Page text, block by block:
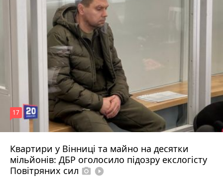
Квартири у Вінниці та майно на десятки
мільйонів: ДБР оголосило підозру екслогісту
Повітряних сил photo_camera play_circle_filled
17
6 серпня 2026 р.